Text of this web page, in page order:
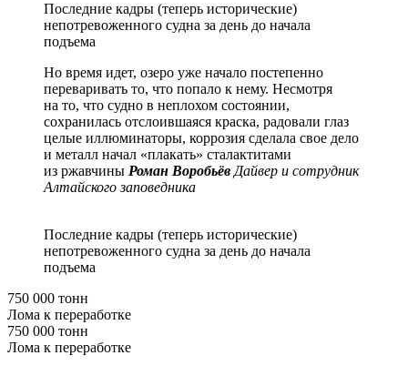
Последние кадры (теперь исторические)
непотревоженного судна за день до начала
подъема
Но время идет, озеро уже начало постепенно
переваривать то, что попало к нему. Несмотря
на то, что судно в неплохом состоянии,
сохранилась отслоившаяся краска, радовали глаз
целые иллюминаторы, коррозия сделала свое дело
и металл начал «плакать» сталактитами
из ржавчины Роман Воробьёв Дайвер и сотрудник
Алтайского заповедника
Последние кадры (теперь исторические)
непотревоженного судна за день до начала
подъема
750 000 тонн
Лома к переработке
750 000 тонн
Лома к переработке